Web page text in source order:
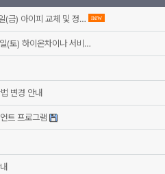
금) 아이피 교체 및 정… new
토) 하이온차이나 서비…
변경 안내
트 프로그램